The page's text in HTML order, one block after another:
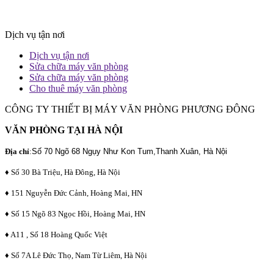
Dịch vụ tận nơi
Dịch vụ tận nơi
Sửa chữa máy văn phòng
Sửa chữa máy văn phòng
Cho thuê máy văn phòng
CÔNG TY THIẾT BỊ MÁY VĂN PHÒNG PHƯƠNG ĐÔNG
VĂN PHÒNG TẠI HÀ NỘI
Địa chỉ:Số 70 Ngõ 68 Ngụy Như Kon Tum,Thanh Xuân, Hà Nội
♦ Số 30 Bà Triệu, Hà Đông, Hà Nội
♦ 151 Nguyễn Đức Cảnh, Hoàng Mai, HN
♦ Số 15 Ngõ 83 Ngọc Hồi, Hoàng Mai, HN
♦ A11 , Số 18 Hoàng Quốc Việt
♦ Số 7A Lê Đức Thọ, Nam Từ Liêm, Hà Nội